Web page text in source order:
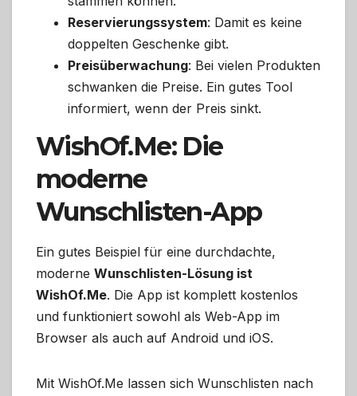
Reservierungssystem: Damit es keine
doppelten Geschenke gibt.
Preisüberwachung: Bei vielen Produkten
schwanken die Preise. Ein gutes Tool
informiert, wenn der Preis sinkt.
WishOf.Me: Die
moderne
Wunschlisten-App
Ein gutes Beispiel für eine durchdachte,
moderne Wunschlisten-Lösung ist
WishOf.Me. Die App ist komplett kostenlos
und funktioniert sowohl als Web-App im
Browser als auch auf Android und iOS.
Mit WishOf.Me lassen sich Wunschlisten nach